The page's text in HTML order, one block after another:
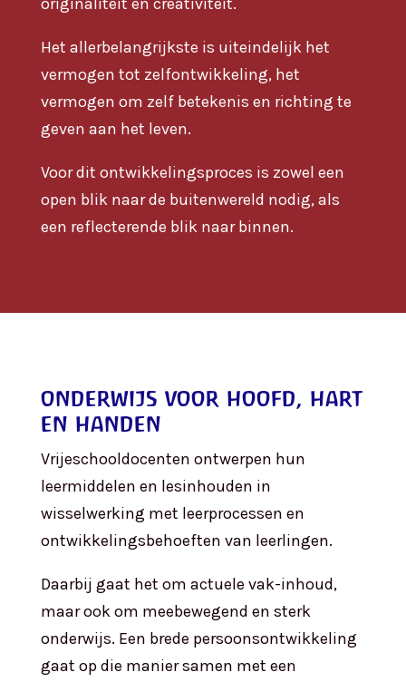
Het allerbelangrijkste is uiteindelijk het
vermogen tot zelfontwikkeling, het
vermogen om zelf betekenis en richting te
geven aan het leven.
Voor dit ontwikkelingsproces is zowel een
open blik naar de buitenwereld nodig, als
een reflecterende blik naar binnen.
onderwijs voor hoofd, hart
en handen
Vrijeschooldocenten ontwerpen hun
leermiddelen en lesinhouden in
wisselwerking met leerprocessen en
ontwikkelingsbehoeften van leerlingen.
Daarbij gaat het om actuele vak-inhoud,
maar ook om meebewegend en sterk
onderwijs. Een brede persoonsontwikkeling
gaat op die manier samen met een